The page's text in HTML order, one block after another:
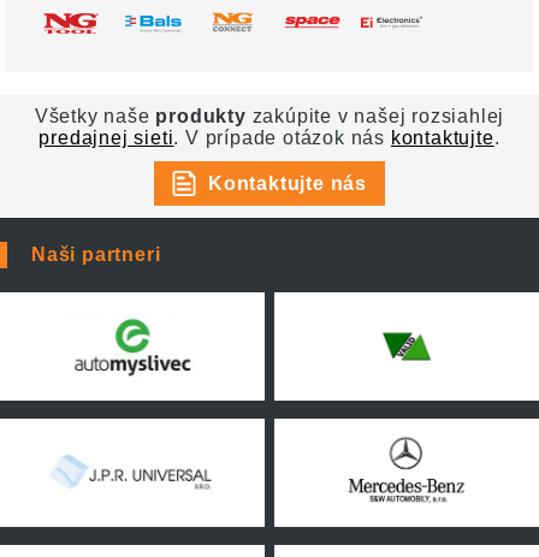
Všetky naše produkty zakúpite v našej rozsiahlej
predajnej sieti. V prípade otázok nás kontaktujte.
Kontaktujte nás
Naši partneri